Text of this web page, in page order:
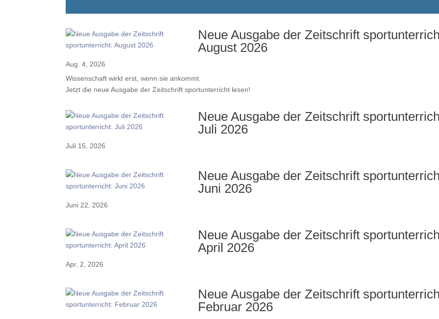
Neue Ausgabe der Zeitschrift
August 2026
Aug. 4, 2026
Wissenschaft wirkt erst, wenn sie ankommt.
Jetzt die neue Ausgabe der Zeitschrift sportunterricht lesen!
Neue Ausgabe der Zeitschrift
Juli 2026
Juli 15, 2026
Neue Ausgabe der Zeitschrift
Juni 2026
Juni 22, 2026
Neue Ausgabe der Zeitschrift
April 2026
Apr. 2, 2026
Neue Ausgabe der Zeitschrift
Februar 2026